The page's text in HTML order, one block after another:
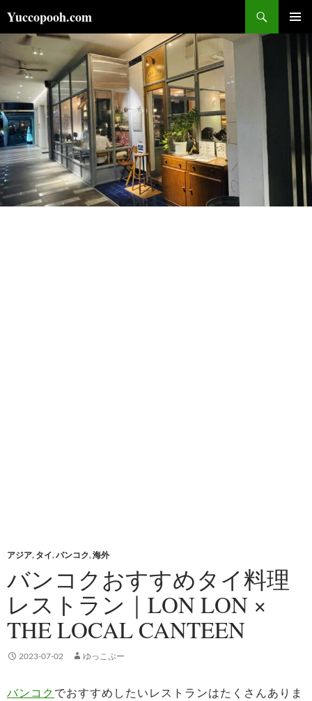
ン
テ
ン
ツ
ス
キ
ッ
プ
Yuccopooh.com
索
アジア, タイ,バンコク,海外
バンコクおすすめタイ料理
レストラン｜LON LON ×
THE LOCAL CANTEEN
2023-07-02 ゆっこぷー
バンコクでおすすめしたいレストランはたくさんありま